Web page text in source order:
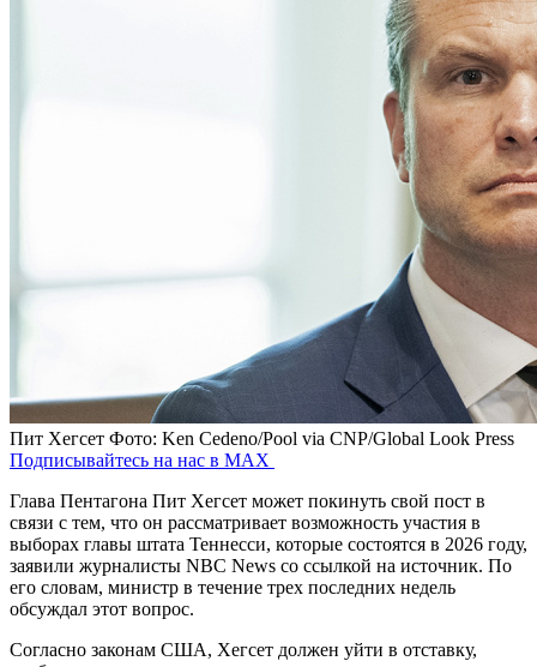
Пит Хегсет Фото: Ken Cedeno/Pool via CNP/Global Look Press
Подписывайтесь на нас в MAX
Глава Пентагона Пит Хегсет может покинуть свой пост в
связи с тем, что он рассматривает возможность участия в
выборах главы штата Теннесси, которые состоятся в 2026 году,
заявили журналисты NBC News со ссылкой на источник. По
его словам, министр в течение трех последних недель
обсуждал этот вопрос.
Согласно законам США, Хегсет должен уйти в отставку,